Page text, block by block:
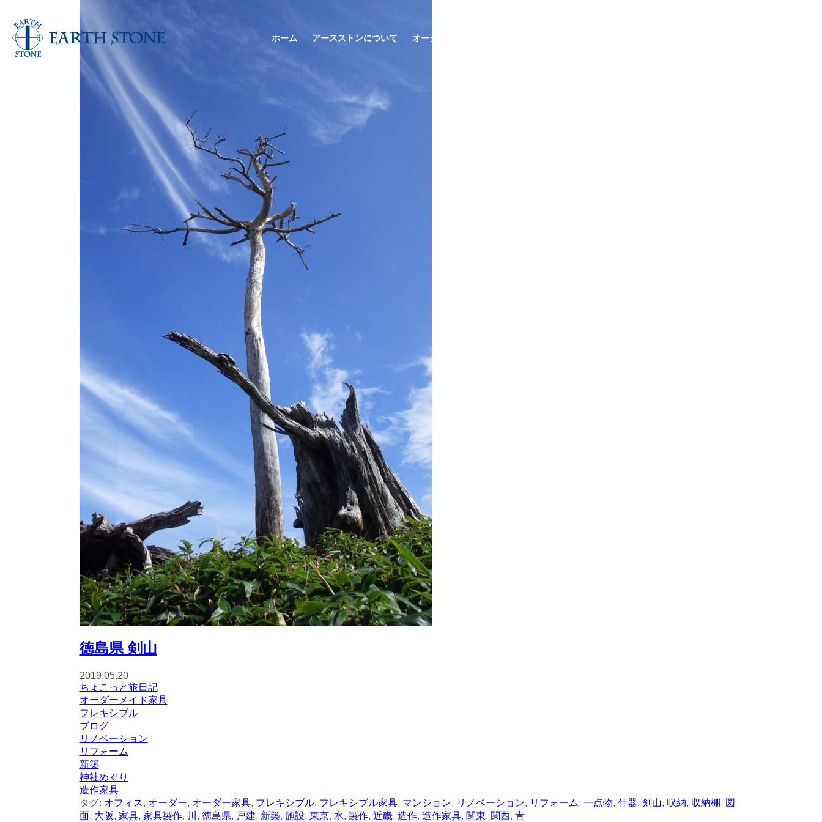
ホーム アースストンについて オーダー家具
徳島県 剣山
2019.05.20
ちょこっと旅日記
オーダーメイド家具
フレキシブル
ブログ
リノベーション
リフォーム
新築
神社めぐり
造作家具
タグ: オフィス, オーダー, オーダー家具, フレキシブル, フレキシブル家具, マンション, リノベーション, リフォーム, 一点物, 什器, 剣山, 収納, 収納棚, 図
面, 大阪, 家具, 家具製作, 川 , 徳島県, 戸建, 新築, 施設, 東京, 水, 製作, 近畿, 造作, 造作家具, 関東, 関西, 青